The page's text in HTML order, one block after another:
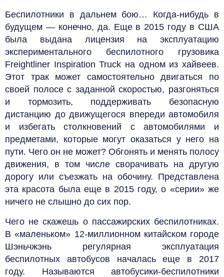
Беспилотники в дальнем бою… Когда-нибудь в
будущем — конечно, да. Еще в 2015 году в США
была выдана лицензия на эксплуатацию
экспериментального беспилотного грузовика
Freightliner Inspiration Truck на одном из хайвеев.
Этот трак может самостоятельно двигаться по
своей полосе с заданной скоростью, разгоняться
и тормозить, поддерживать безопасную
дистанцию до движущегося впереди автомобиля
и избегать столкновений с автомобилями и
предметами, которые могут оказаться у него на
пути. Чего он не может? Обгонять и менять полосу
движения, в том числе сворачивать на другую
дорогу или съезжать на обочину. Представлена
эта красота была еще в 2015 году, о «серии» же
ничего не слышно до сих пор.
Чего не скажешь о пассажирских беспилотниках.
В «маленьком» 12-миллионном китайском городе
Шэньчжэнь регулярная эксплуатация
беспилотных автобусов началась еще в 2017
году. Называются автобусики-беспилотники